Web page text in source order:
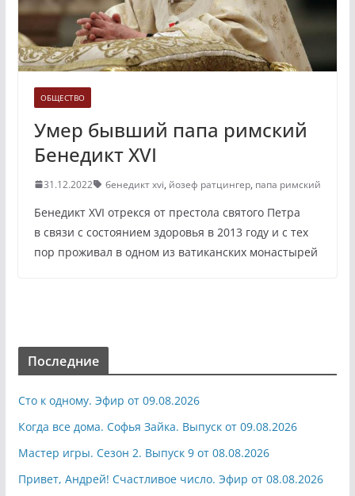
ОБЩЕСТВО
Умер бывший папа римский
Бенедикт XVI
31.12.2022 бенедикт xvi, йозеф ратцингер, папа римский
Бенедикт XVI отрекся от престола святого Петра
в связи с состоянием здоровья в 2013 году и с тех
пор проживал в одном из ватиканских монастырей
Последние
Сто к одному. Эфир от 09.08.2026
Когда все дома. Софья Зайка. Выпуск от 09.08.2026
Мастер игры. Сезон 2. Выпуск 9 от 08.08.2026
Привет, Андрей! Счастливое число. Эфир от 08.08.2026